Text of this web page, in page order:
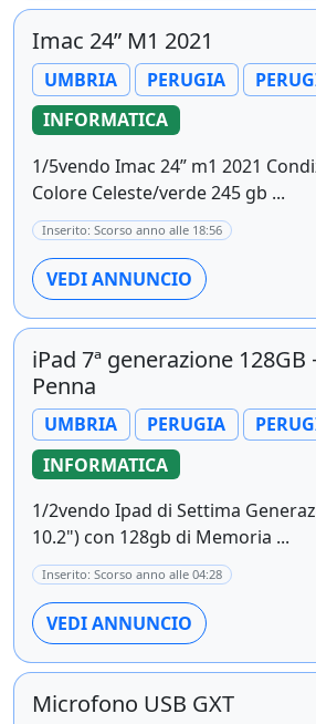
Imac 24” M1 2021
UMBRIA PERUGIA
INFORMATICA
1/5vendo Imac 24” m1 2021
Colore Celeste/verde 245 gb ...
Inserito: Scorso anno alle 18:56
VEDI ANNUNCIO
iPad 7ª generazione 128GB
Penna
UMBRIA PERUGIA
INFORMATICA
1/2vendo Ipad di Settima
10.2") con 128gb di Memoria ...
Inserito: Scorso anno alle 04:28
VEDI ANNUNCIO
Microfono USB GXT